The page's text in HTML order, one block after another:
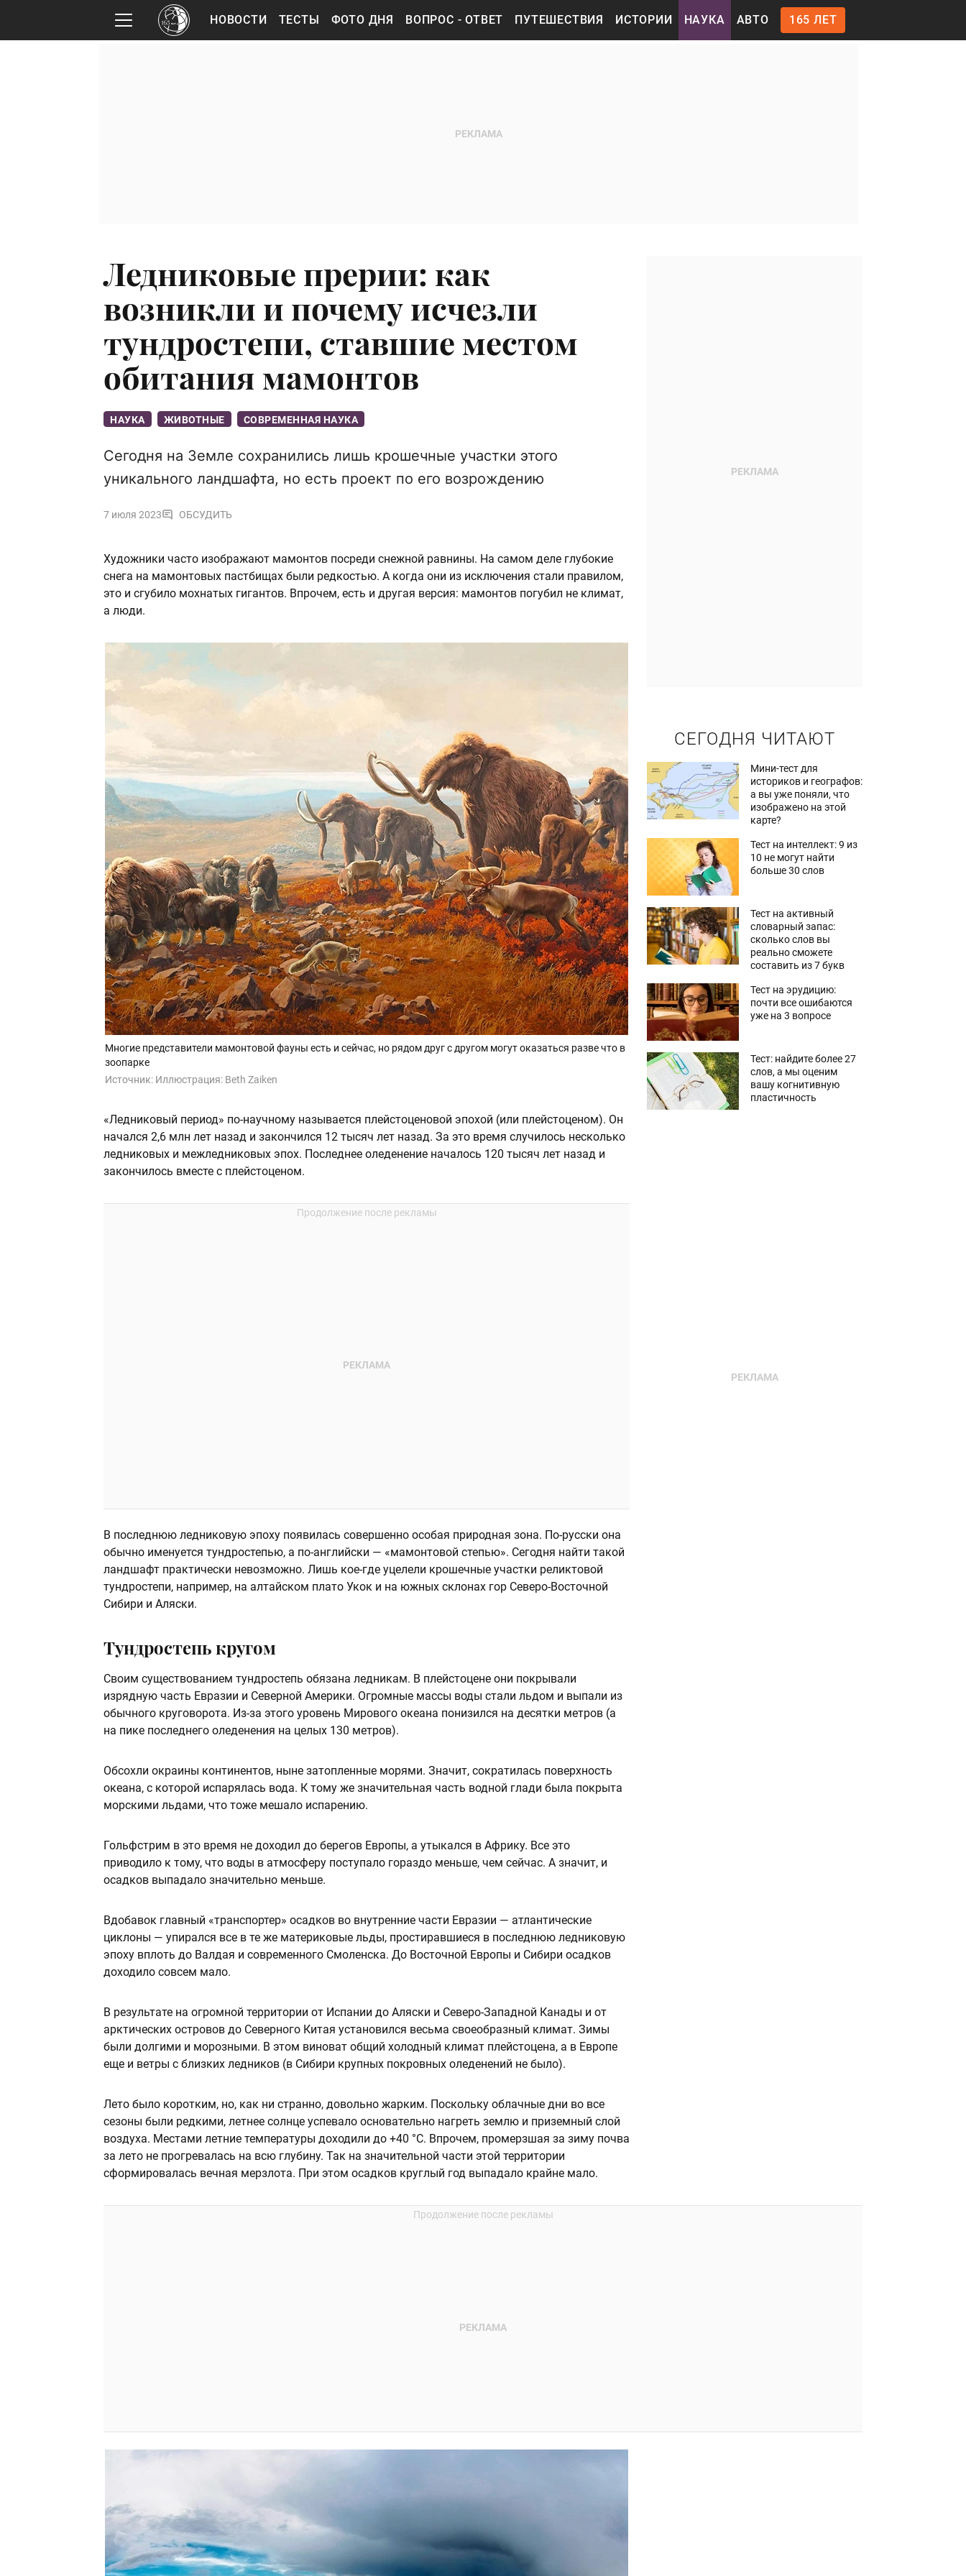
НОВОСТИ ТЕСТЫ ФОТО ДНЯ ВОПРОС - ОТВЕТ ПУТЕШЕСТВИЯ ИСТОРИИ НАУКА АВТО 165 ЛЕТ
Ледниковые прерии: как
возникли и почему исчезли
тундростепи, ставшие местом
обитания мамонтов
НАУКА ЖИВОТНЫЕ СОВРЕМЕННАЯ НАУКА
Сегодня на Земле сохранились лишь крошечные участки этого
уникального ландшафта, но есть проект по его возрождению
7 июля 2023 ОБСУДИТЬ
Художники часто изображают мамонтов посреди снежной равнины. На самом деле глубокие
снега на мамонтовых пастбищах были редкостью. А когда они из исключения стали правилом,
это и сгубило мохнатых гигантов. Впрочем, есть и другая версия: мамонтов погубил не климат,
а люди.
Многие представители мамонтовой фауны есть и сейчас, но рядом друг с другом могут оказаться разве что в
зоопарке
Источник: Иллюстрация: Beth Zaiken
«Ледниковый период» по-научному называется плейстоценовой эпохой (или плейстоценом). Он
начался 2,6 млн лет назад и закончился 12 тысяч лет назад. За это время случилось несколько
ледниковых и межледниковых эпох. Последнее оледенение началось 120 тысяч лет назад и
закончилось вместе с плейстоценом.
В последнюю ледниковую эпоху появилась совершенно особая природная зона. По-русски она
обычно именуется тундростепью, а по-английски — «мамонтовой степью». Сегодня найти такой
ландшафт практически невозможно. Лишь кое-где уцелели крошечные участки реликтовой
тундростепи, например, на алтайском плато Укок и на южных склонах гор Северо-Восточной
Сибири и Аляски.
Тундростепь кругом
Своим существованием тундростепь обязана ледникам. В плейстоцене они покрывали
изрядную часть Евразии и Северной Америки. Огромные массы воды стали льдом и выпали из
обычного круговорота. Из-за этого уровень Мирового океана понизился на десятки метров (а
на пике последнего оледенения на целых 130 метров).
Обсохли окраины континентов, ныне затопленные морями. Значит, сократилась поверхность
океана, с которой испарялась вода. К тому же значительная часть водной глади была покрыта
морскими льдами, что тоже мешало испарению.
Гольфстрим в это время не доходил до берегов Европы, а утыкался в Африку. Все это
приводило к тому, что воды в атмосферу поступало гораздо меньше, чем сейчас. А значит, и
осадков выпадало значительно меньше.
Вдобавок главный «транспортер» осадков во внутренние части Евразии — атлантические
циклоны — упирался все в те же материковые льды, простиравшиеся в последнюю ледниковую
эпоху вплоть до Валдая и современного Смоленска. До Восточной Европы и Сибири осадков
доходило совсем мало.
В результате на огромной территории от Испании до Аляски и Северо-Западной Канады и от
арктических островов до Северного Китая установился весьма своеобразный климат. Зимы
были долгими и морозными. В этом виноват общий холодный климат плейстоцена, а в Европе
еще и ветры с близких ледников (в Сибири крупных покровных оледенений не было).
Лето было коротким, но, как ни странно, довольно жарким. Поскольку облачные дни во все
сезоны были редкими, летнее солнце успевало основательно нагреть землю и приземный слой
воздуха. Местами летние температуры доходили до +40 °C. Впрочем, промерзшая за зиму почва
за лето не прогревалась на всю глубину. Так на значительной части этой территории
сформировалась вечная мерзлота. При этом осадков круглый год выпадало крайне мало.
СЕГОДНЯ ЧИТАЮТ
Мини-тест для
историков и географов:
а вы уже поняли, что
изображено на этой
карте?
Тест на интеллект: 9 из
10 не могут найти
больше 30 слов
Тест на активный
словарный запас:
сколько слов вы
реально сможете
составить из 7 букв
Тест на эрудицию:
почти все ошибаются
уже на 3 вопросе
Тест: найдите более 27
слов, а мы оценим
вашу когнитивную
пластичность